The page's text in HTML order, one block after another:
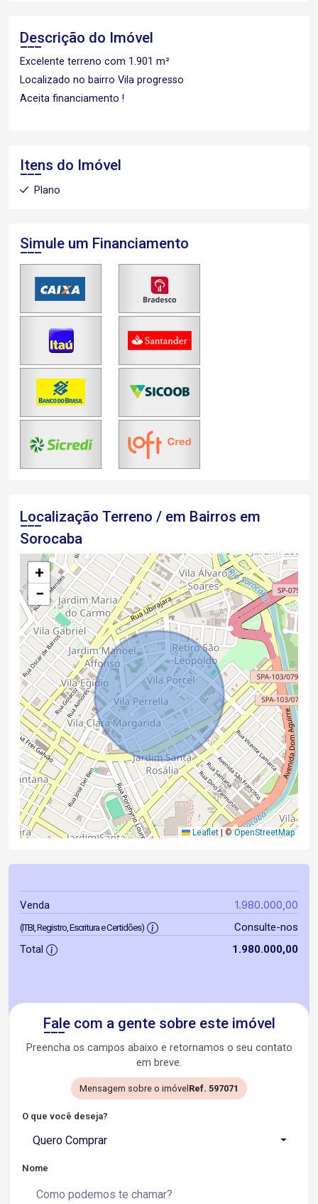
Descrição do Imóvel
Excelente terreno com 1.901 m²
Localizado no bairro Vila progresso
Aceita financiamento !
Itens do Imóvel
Plano
Simule um Financiamento
Localização Terreno / em Bairros em
Sorocaba
+
−
Leaflet | ©OpenStreetMap
Venda 1.980.000,00
(ITBI, Registro, Escritura e Certidões)
Consulte-nos
Total
1.980.000,00
Fale com a gente sobre este imóvel
Preencha os campos abaixo e retornamos o seu contato
em breve.
Mensagem sobre o imóvelRef. 597071
O que você deseja?
Quero Comprar
Nome